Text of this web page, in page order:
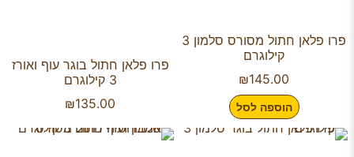
פרו פלאן חתול מסורס סלמון 3
קילוגרם
₪145.00
הוספה לסל
פרו פלאן חתול בוגר עוף ואורז
3 קילוגרם
₪135.00